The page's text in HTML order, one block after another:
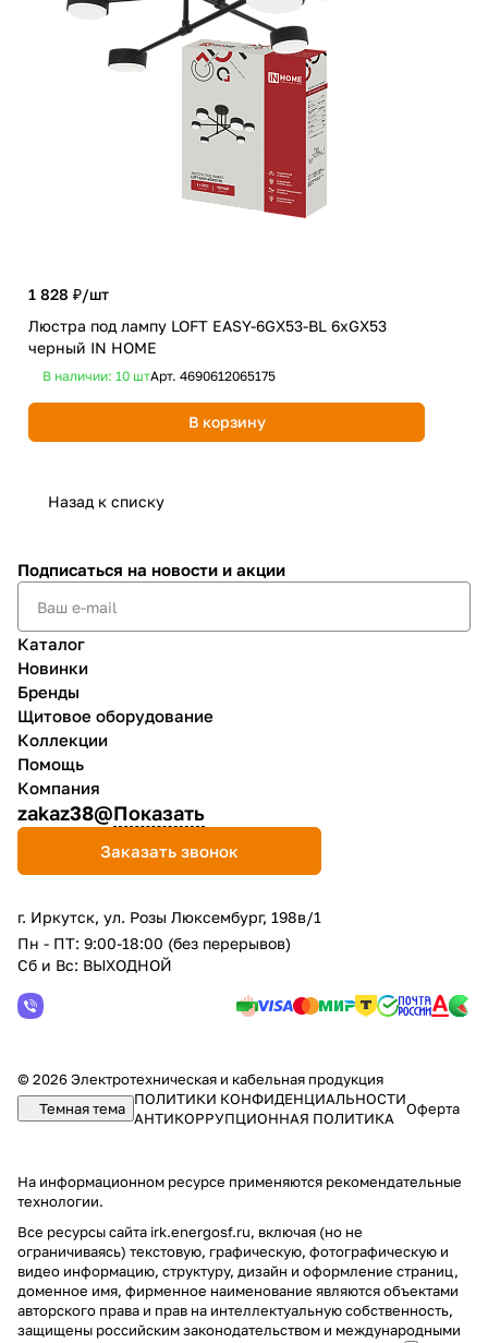
1 828 ₽/шт
Люстра под лампу LOFT EASY-6GX53-BL 6хGX53
черный IN HOME
В наличии: 10 штАрт. 4690612065175
В корзину
Назад к списку
Подписаться на новости и акции
Каталог
Новинки
Бренды
Щитовое оборудование
Коллекции
Помощь
Компания
zakaz38@Показать
Заказать звонок
г. Иркутск, ул. Розы Люксембург, 198в/1
Пн - ПТ: 9:00-18:00 (без перерывов)
Сб и Вс: ВЫХОДНОЙ
© 2026 Электротехническая и кабельная продукция
Темная тема
ПОЛИТИКИ КОНФИДЕНЦИАЛЬНОСТИ
АНТИКОРРУПЦИОННАЯ ПОЛИТИКА
Оферта
На информационном ресурсе применяются рекомендательные
технологии.
Все ресурсы сайта irk.energosf.ru, включая (но не
ограничиваясь) текстовую, графическую, фотографическую и
видео информацию, структуру, дизайн и оформление страниц,
доменное имя, фирменное наименование являются объектами
авторского права и прав на интеллектуальную собственность,
защищены российским законодательством и международными